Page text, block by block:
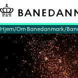
Hjem Om Banedanmark